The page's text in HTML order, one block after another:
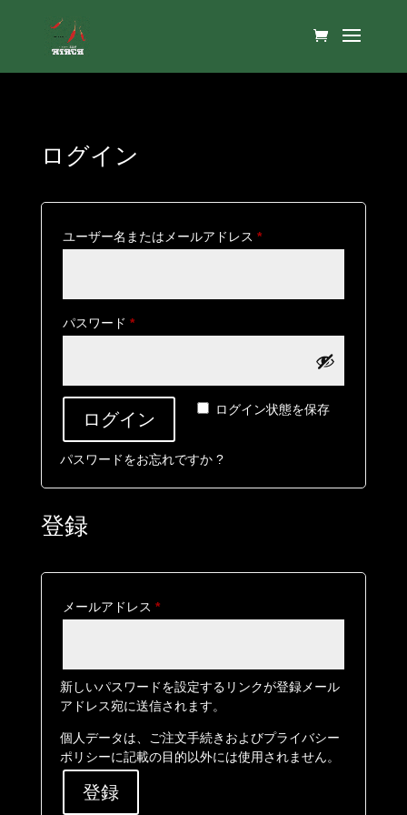
ログイン
ユーザー名またはメールアドレス *必
パスワード *必
ログイン状態を保存
ログイン
パスワードをお忘れですか ?
登録
メールアドレス *必
新しいパスワードを設定するリンクが登録メール
アドレス宛に送信されます。
個人データは、ご注文手続きおよびプライバシー
ポリシーに記載の目的以外には使用されません。
登録